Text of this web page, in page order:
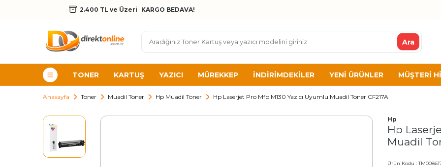
2.400 TL ve Üzeri KARGO BEDAVA!
Ara
TONER KARTUŞ YAZICI MÜREKKEP İNDIRIMDEKILER YENI ÜRÜNLER MÜŞTERI
Anasayfa Toner Muadil Toner Hp Muadil Toner Hp Laserjet Pro Mfp M130 Yazıcı Uyumlu Muadil Toner CF217A
Hp
Hp
Muadil
Ürün Kodu :